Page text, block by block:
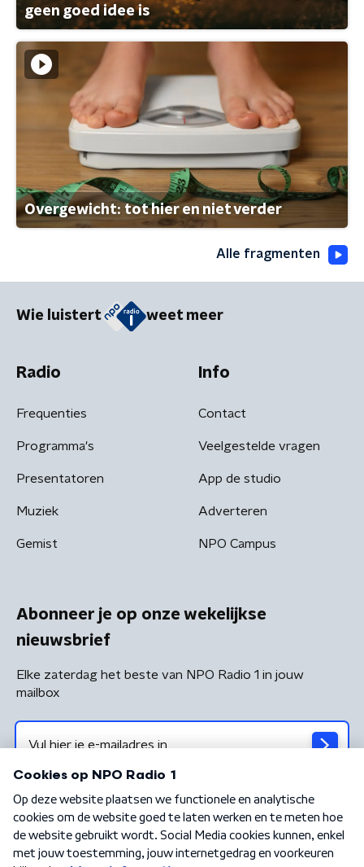
geen goed idee is
Overgewicht: tot hier en niet verder
Alle fragmenten
Wie luistert weet meer
Radio
Frequenties
Programma's
Presentatoren
Muziek
Gemist
Info
Contact
Veelgestelde vragen
App de studio
Adverteren
NPO Campus
Abonneer je op onze wekelijkse
nieuwsbrief
Elke zaterdag het beste van NPO Radio 1 in jouw
mailbox
Algemene voorwaarden